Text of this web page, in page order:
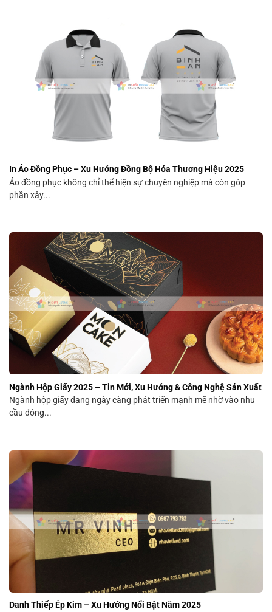
In Áo Đồng Phục – Xu Hướng Đồng Bộ Hóa Thương Hiệu 2025
Áo đồng phục không chỉ thể hiện sự chuyên nghiệp mà còn góp
phần xây...
Ngành Hộp Giấy 2025 – Tin Mới, Xu Hướng & Công Nghệ Sản Xuất
Ngành hộp giấy đang ngày càng phát triển mạnh mẽ nhờ vào nhu
cầu đóng...
Danh Thiếp Ép Kim – Xu Hướng Nổi Bật Năm 2025